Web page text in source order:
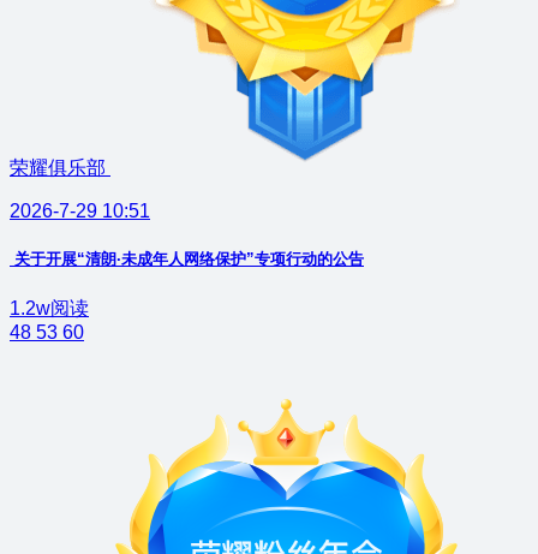
荣耀俱乐部
2026-7-29 10:51
关于开展“清朗·未成年人网络保护”专项行动的公告
1.2w阅读
48 53 60